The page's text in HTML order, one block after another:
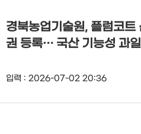
경북농업기술원, 플럼코
권 등록… 국산 기능성 과
입력 : 2026-07-02 20:36